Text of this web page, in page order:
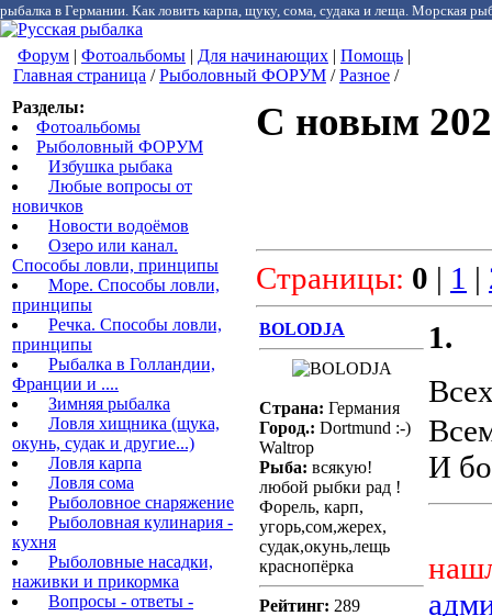
рыбалка в Германии. Как ловить карпа, щуку, сома, судака и леща. Морская
Форум | Фотоальбомы | Для начинающих | Помощь |
Главная страница /Рыболовный ФОРУМ /Разное /
Разделы:
Фотоальбомы
Рыболовный ФОРУМ
Избушка рыбака
Любые вопросы от
новичков
Новости водоёмов
Озеро или канал.
Способы ловли, принципы
Море. Способы ловли,
принципы
Речка. Способы ловли,
принципы
Рыбалка в Голландии,
Франции и ....
Зимняя рыбалка
Ловля хищника (щука,
окунь, судак и другие...)
Ловля карпа
Ловля сома
Рыболовное снаряжение
Рыболовная кулинария -
кухня
Рыболовные насадки,
наживки и прикормка
Вопросы - ответы -
С новым
Страницы: 0 | 1 |
BOLODJA
Страна: Германия
Город.: Dortmund :-)
Waltrop
Рыба: всякую!
любой рыбки рад !
Форель, карп,
угорь,сом,жерех,
судак,окунь,лещь
краснопёрка
Рейтинг: 289
1.
И